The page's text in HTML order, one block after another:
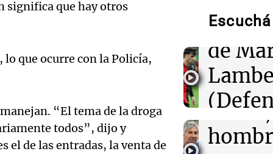
significa que hay otros
que ocurre con la Policía,
“El tema de la droga
todos”, dijo y
el de las entradas, la venta de
Colombia
un cabecilla
00:11
Clima en
tiempo este
Clima en
tiempo este
de
Audio.
Audio.